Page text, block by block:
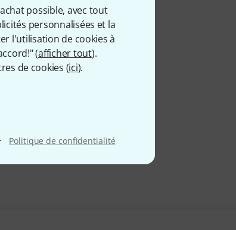
possible, avec tout
personnalisées et la
l'utilisation de cookies à
(afficher tout).
de cookies (ici).
· Politique de confidentialité